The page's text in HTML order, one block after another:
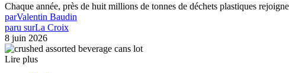
Chaque année, près de huit millions de tonnes de déchets plastiques
parValentin Baudin
paru surLa Croix
8 juin 2026
Lire plus